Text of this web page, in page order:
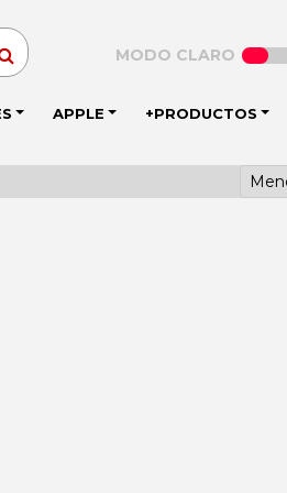
MODO CLARO
APPLE +PRODUCTOS